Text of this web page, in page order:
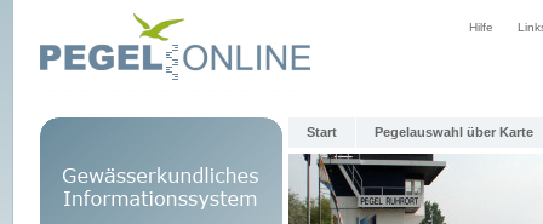
Hilfe
Start Pegelauswahl über Karte